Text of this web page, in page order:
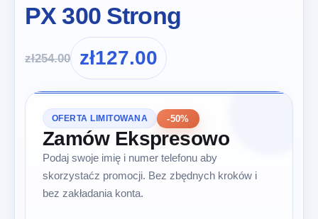
PX 300 Strong
zł254.00 zł127.00
OFERTA LIMITOWANA -50%
Zamów Ekspresowo
Podaj swoje imię i numer telefonu aby
skorzystaćz promocji. Bez zbędnych kroków i
bez zakładania konta.